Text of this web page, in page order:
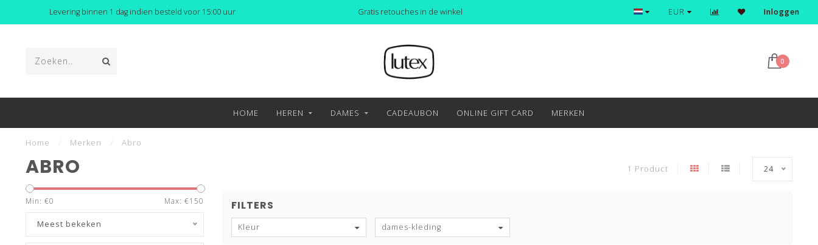
Levering binnen 1 dag indien besteld voor 15:00 uur Gratis retouches in de winkel Ontdek en shop de nieuwste trends
EUR Inloggen
0
HOME HEREN DAMES CADEAUBON ONLINE GIFT CARD MERKEN
Home Merken Abro
ABRO 1 Product 24
Min: €0 Max: €150
Meest bekeken
FILTERS
Kleur dames-kleding